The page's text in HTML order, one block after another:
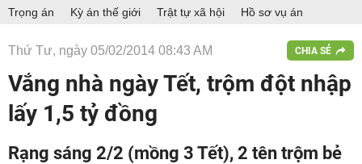
Trọng án Kỳ án thế giới Trật tự xã hội Hồ sơ vụ án
Thứ Tư, ngày 05/02/2014 08:43 AM CHIA SẺ
Vắng nhà ngày Tết, trộm đột nhập
lấy 1,5 tỷ đồng
Rạng sáng 2/2 (mồng 3 Tết), 2 tên trộm bẻ